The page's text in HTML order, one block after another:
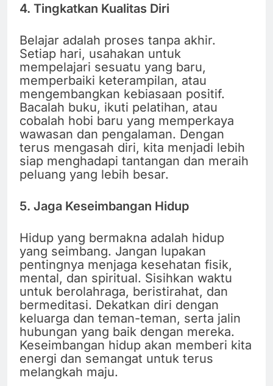
4. Tingkatkan Kualitas Diri
Belajar adalah proses tanpa akhir.
Setiap hari, usahakan untuk
mempelajari sesuatu yang baru,
memperbaiki keterampilan, atau
mengembangkan kebiasaan positif.
Bacalah buku, ikuti pelatihan, atau
cobalah hobi baru yang memperkaya
wawasan dan pengalaman. Dengan
terus mengasah diri, kita menjadi lebih
siap menghadapi tantangan dan meraih
peluang yang lebih besar.
5. Jaga Keseimbangan Hidup
Hidup yang bermakna adalah hidup
yang seimbang. Jangan lupakan
pentingnya menjaga kesehatan fisik,
mental, dan spiritual. Sisihkan waktu
untuk berolahraga, beristirahat, dan
bermeditasi. Dekatkan diri dengan
keluarga dan teman-teman, serta jalin
hubungan yang baik dengan mereka.
Keseimbangan hidup akan memberi kita
energi dan semangat untuk terus
melangkah maju.